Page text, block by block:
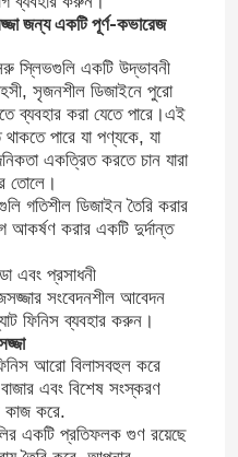
জন্য একটি পূর্ণ-কভারেজ
স্লিভগুলি একটি উদ্ভাবনী
সৃজনশীল ডিজাইনে পুরো
করা যেতে পারে।এই
পারে যা পণ্যকে, যা
একত্রিত করতে চান যারা
তোলে।
গতিশীল ডিজাইন তৈরি করার
আকর্ষণ করার একটি দুর্দান্ত
এবং প্রসাধনী
সংবেদনশীল আবেদন
ফিনিস ব্যবহার করুন।
আরো বিলাসবহুল করে
এবং বিশেষ সংস্করণ
কাজ করে.
একটি প্রতিফলক গুণ রয়েছে